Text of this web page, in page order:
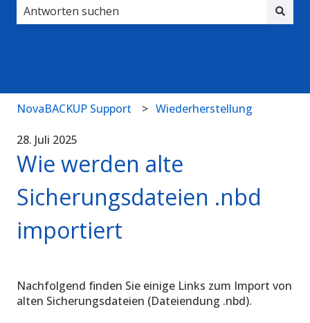
NovaBACKUP Support Wiederherstellung
28. Juli 2025
Wie werden alte
Sicherungsdateien .nbd
importiert
Nachfolgend finden Sie einige Links zum Import von
alten Sicherungsdateien (Dateiendung .nbd).